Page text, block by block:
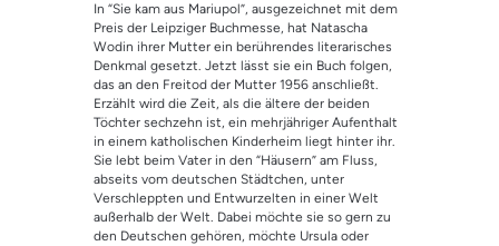
basierend
auf
Kundenbewe
rtung
In “Sie kam aus Mariupol”, ausgezeichnet mit dem
Preis der Leipziger Buchmesse, hat Natascha
Wodin ihrer Mutter ein berührendes literarisches
Denkmal gesetzt. Jetzt lässt sie ein Buch folgen,
das an den Freitod der Mutter 1956 anschließt.
Erzählt wird die Zeit, als die ältere der beiden
Töchter sechzehn ist, ein mehrjähriger Aufenthalt
in einem katholischen Kinderheim liegt hinter ihr.
Sie lebt beim Vater in den “Häusern” am Fluss,
abseits vom deutschen Städtchen, unter
Verschleppten und Entwurzelten in einer Welt
außerhalb der Welt. Dabei möchte sie so gern zu
den Deutschen gehören, möchte Ursula oder